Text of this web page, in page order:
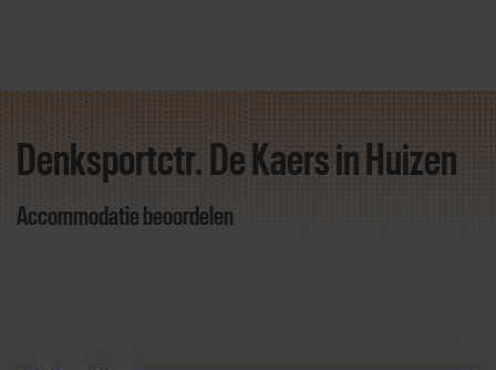
Direct door naar content
Denksportctr. De Kaers in Huizen
Accommodatie beoordelen